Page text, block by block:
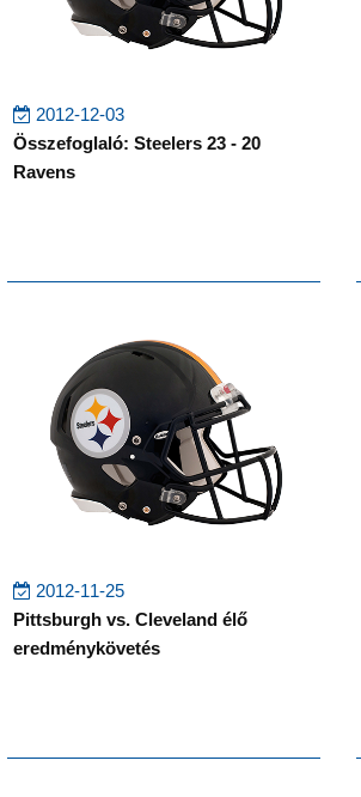
2012-12-03
Összefoglaló: Steelers 23 - 20
Ravens
2012-11-25
Pittsburgh vs. Cleveland élő
eredménykövetés